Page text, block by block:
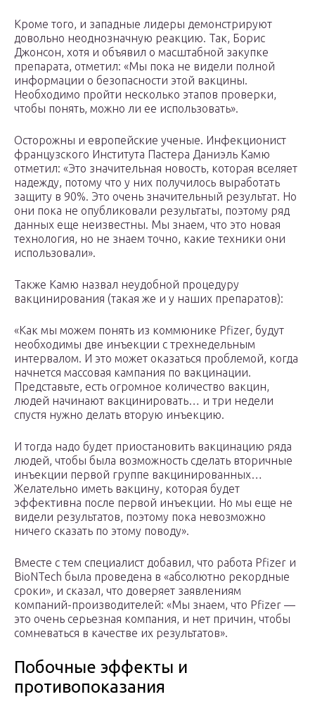
Кроме того, и западные лидеры демонстрируют
довольно неоднозначную реакцию. Так, Борис
Джонсон, хотя и объявил о масштабной закупке
препарата, отметил: «Мы пока не видели полной
информации о безопасности этой вакцины.
Необходимо пройти несколько этапов проверки,
чтобы понять, можно ли ее использовать».
Осторожны и европейские ученые. Инфекционист
французского Института Пастера Даниэль Камю
отметил: «Это значительная новость, которая вселяет
надежду, потому что у них получилось выработать
защиту в 90%. Это очень значительный результат. Но
они пока не опубликовали результаты, поэтому ряд
данных еще неизвестны. Мы знаем, что это новая
технология, но не знаем точно, какие техники они
использовали».
Также Камю назвал неудобной процедуру
вакцинирования (такая же и у наших препаратов):
«Как мы можем понять из коммюнике Pfizer, будут
необходимы две инъекции с трехнедельным
интервалом. И это может оказаться проблемой, когда
начнется массовая кампания по вакцинации.
Представьте, есть огромное количество вакцин,
людей начинают вакцинировать… и три недели
спустя нужно делать вторую инъекцию.
И тогда надо будет приостановить вакцинацию ряда
людей, чтобы была возможность сделать вторичные
инъекции первой группе вакцинированных…
Желательно иметь вакцину, которая будет
эффективна после первой инъекции. Но мы еще не
видели результатов, поэтому пока невозможно
ничего сказать по этому поводу».
Вместе с тем специалист добавил, что работа Pfizer и
BioNTech была проведена в «абсолютно рекордные
сроки», и сказал, что доверяет заявлениям
компаний-производителей: «Мы знаем, что Pfizer —
это очень серьезная компания, и нет причин, чтобы
сомневаться в качестве их результатов».
Побочные эффекты и
противопоказания